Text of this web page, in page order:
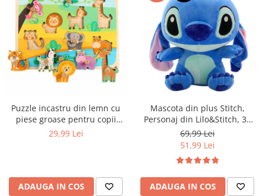
Puzzle incastru din lemn cu
piese groase pentru copii
Animale din Savana, 9 piese,
29,99 Lei
ADAUGA IN COS
Mascota din plus Stitch,
Personaj din Lilo&Stitch, 30
cm
69,99 Lei
51,99 Lei
ADAUGA IN COS